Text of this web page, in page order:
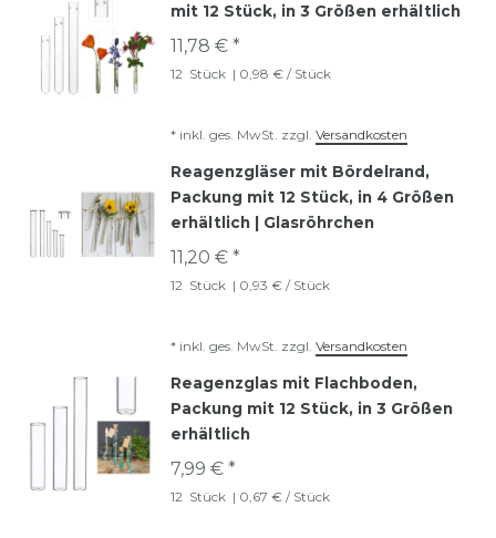
mit 12 Stück, in 3 Größen erhältlich
11,78 € *
12 Stück | 0,98 € / Stück
* inkl. ges. MwSt. zzgl. Versandkosten
Reagenzgläser mit Bördelrand,
Packung mit 12 Stück, in 4 Größen
erhältlich | Glasröhrchen
11,20 € *
12 Stück | 0,93 € / Stück
* inkl. ges. MwSt. zzgl. Versandkosten
Reagenzglas mit Flachboden,
Packung mit 12 Stück, in 3 Größen
erhältlich
7,99 € *
12 Stück | 0,67 € / Stück